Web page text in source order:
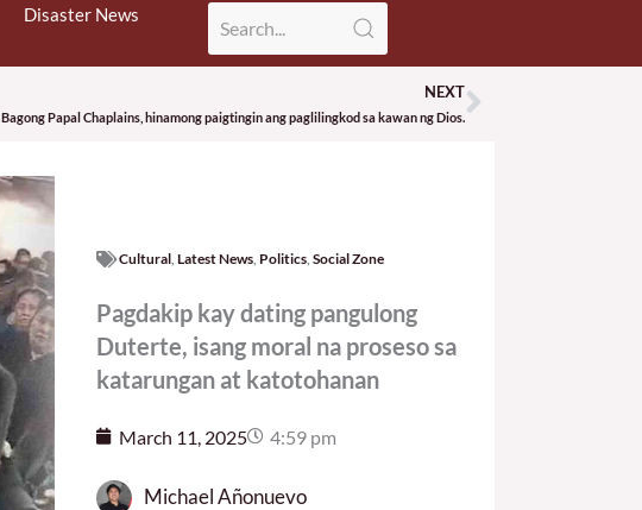
Disaster News
NEXT
Bagong Papal Chaplains, hinamong paigtingin ang paglilingkod sa kawan ng Dios.Next
Cultural, Latest News, Politics, Social Zone
Pagdakip kay dating pangulong
Duterte, isang moral na proseso sa
katarungan at katotohanan
March 11, 2025 4:59 pm
Michael Añonuevo